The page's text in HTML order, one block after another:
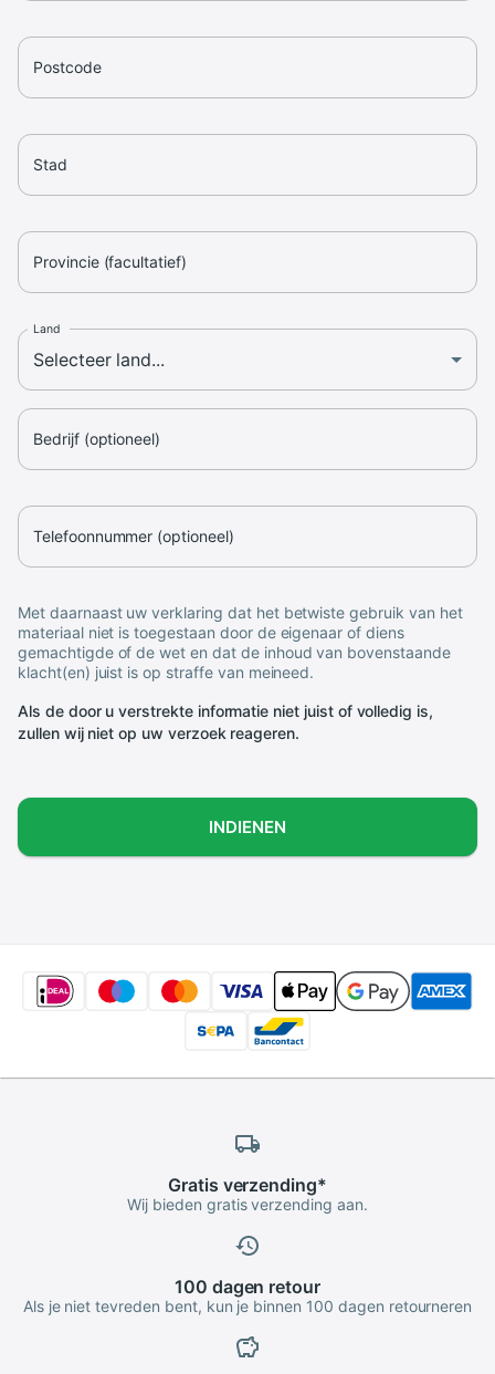
Postcode
Stad
Provincie (facultatief)
Land
Bedrijf (optioneel)
Telefoonnummer (optioneel)
Met daarnaast uw verklaring dat het betwiste gebruik van het
materiaal niet is toegestaan door de eigenaar of diens
gemachtigde of de wet en dat de inhoud van bovenstaande
klacht(en) juist is op straffe van meineed.
Als de door u verstrekte informatie niet juist of volledig is,
zullen wij niet op uw verzoek reageren.
INDIENEN
Gratis verzending*
Wij bieden gratis verzending aan.
100 dagen retour
Als je niet tevreden bent, kun je binnen 100 dagen retourneren